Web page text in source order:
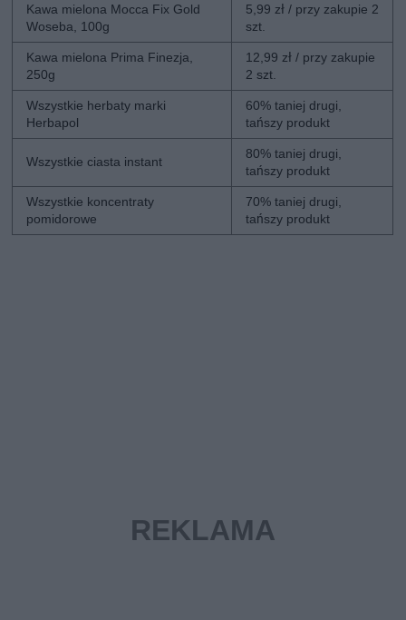
Kawa mielona Mocca Fix Gold
Woseba, 100g
5,99 zł / przy zakupie 2
szt.
Kawa mielona Prima Finezja,
250g
12,99 zł / przy zakupie
2 szt.
Wszystkie herbaty marki
Herbapol
60% taniej drugi,
tańszy produkt
Wszystkie ciasta instant
80% taniej drugi,
tańszy produkt
Wszystkie koncentraty
pomidorowe
70% taniej drugi,
tańszy produkt